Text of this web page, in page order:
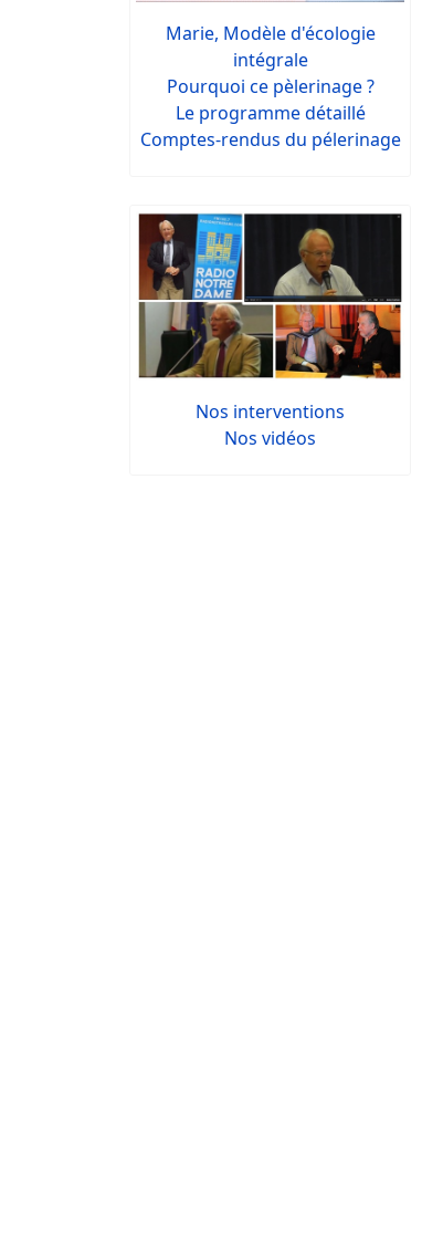
Marie, Modèle d'écologie
intégrale
Pourquoi ce pèlerinage ?
Le programme détaillé
Comptes-rendus du pélerinage
Nos interventions
Nos vidéos